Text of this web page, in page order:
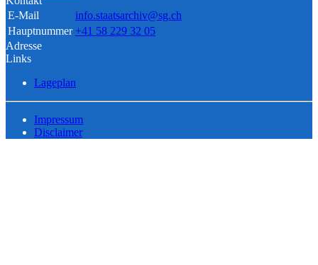
E-Mail
info.staatsarchiv@sg.ch
Hauptnummer +41 58 229 32 05
Adresse
Links
Lageplan
Impressum
Disclaimer